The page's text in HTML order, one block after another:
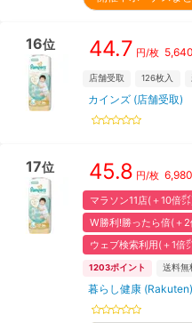
16位 44.7 円/枚 5,640
店舗受取 126枚入
カインズ (店舗受取)
17位 45.8 円/枚 6,980
マラソン11店(＋10倍
W勝利!勝ったら倍(＋2
ウェブ検索利用(＋1倍
1203ポイント 送料無
暮らし健康 (Rakuten)